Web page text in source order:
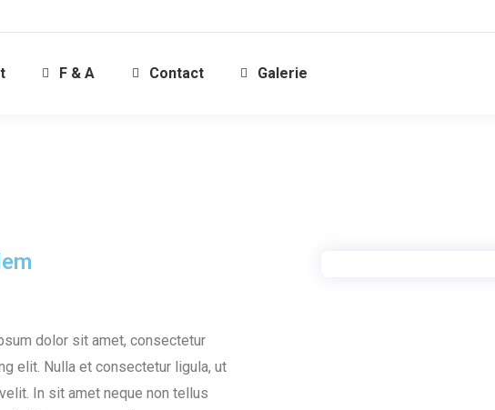
F & A Contact Galerie
dolor sit amet, consectetur
elit. Nulla et consectetur ligula, ut
In sit amet neque non tellus